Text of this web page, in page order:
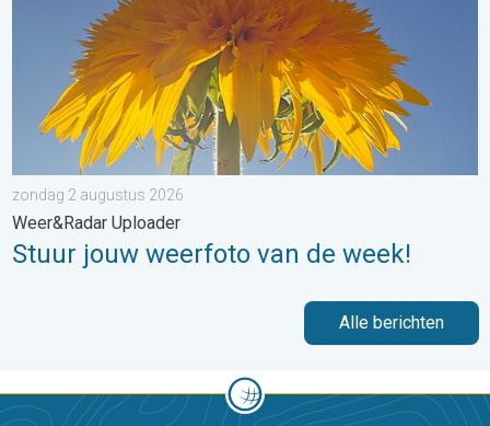
zondag 2 augustus 2026
Weer&Radar Uploader
Stuur jouw weerfoto van de week!
Alle berichten